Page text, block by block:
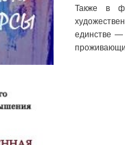
Также в
единстве —